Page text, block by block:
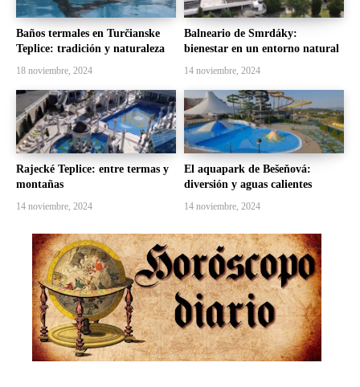
Baños termales en Turčianske
Teplice: tradición y naturaleza
18 noviembre, 2024
Balneario de Smrdáky:
bienestar en un entorno natural
14 noviembre, 2024
Rajecké Teplice: entre termas y
montañas
14 noviembre, 2024
El aquapark de Bešeňová:
diversión y aguas calientes
14 noviembre, 2024